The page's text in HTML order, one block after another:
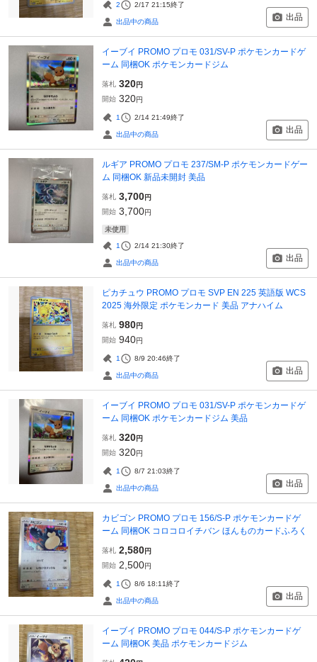
2 2/17 21:15終了
出品中の商品 出品
イーブイ PROMO プロモ 031/SV-P ポケモンカードゲ
ーム 同梱OK ポケモンカードジム
落札 320円
開始 320円
1 2/14 21:49終了
出品中の商品 出品
ルギア PROMO プロモ 237/SM-P ポケモンカードゲー
ム 同梱OK 新品未開封 美品
落札 3,700円
開始 3,700円
未使用
1 2/14 21:30終了
出品中の商品 出品
ピカチュウ PROMO プロモ SVP EN 225 英語版 WCS
2025 海外限定 ポケモンカード 美品 アナハイム
落札 980円
開始 940円
1 8/9 20:46終了
出品中の商品 出品
イーブイ PROMO プロモ 031/SV-P ポケモンカードゲ
ーム 同梱OK ポケモンカードジム 美品
落札 320円
開始 320円
1 8/7 21:03終了
出品中の商品 出品
カビゴン PROMO プロモ 156/S-P ポケモンカードゲ
ーム 同梱OK コロコロイチバン ほんものカードふろく
落札 2,580円
開始 2,500円
1 8/6 18:11終了
出品中の商品 出品
イーブイ PROMO プロモ 044/S-P ポケモンカードゲ
ーム 同梱OK 美品 ポケモンカードジム